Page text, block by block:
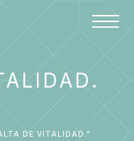
DE VITALIDAD.”